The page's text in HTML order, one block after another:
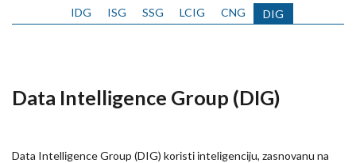
IDG ISG SSG LCIG CNG DIG
Data Intelligence Group (DIG)
Data Intelligence Group (DIG) koristi inteligenciju, zasnovanu na